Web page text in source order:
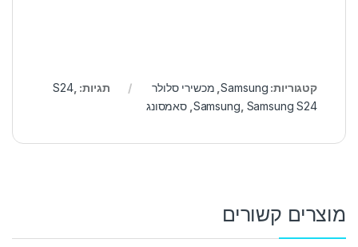
קטגוריות: Samsung
, מכשירי סלולר תגיות: S24,
Samsung Samsung S24 סאמסונג
מוצרים קשורים